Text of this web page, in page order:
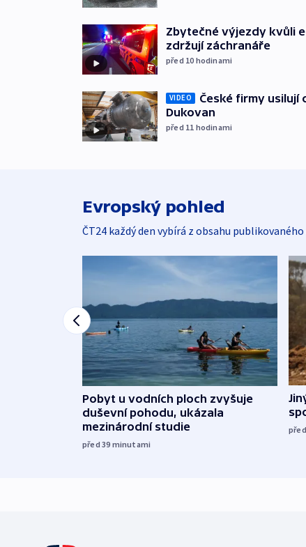
Zbytečné výjezdy kvůli
zdržují záchranáře
před 10 hodinami
VIDEO
České firmy
Dukovan
před 11 hodinami
Evropský pohled
ČT24 každý den vybírá z obsahu
Pobyt u vodních ploch zvyšuje
duševní pohodu, ukázala
mezinárodní studie
před 39 minutami